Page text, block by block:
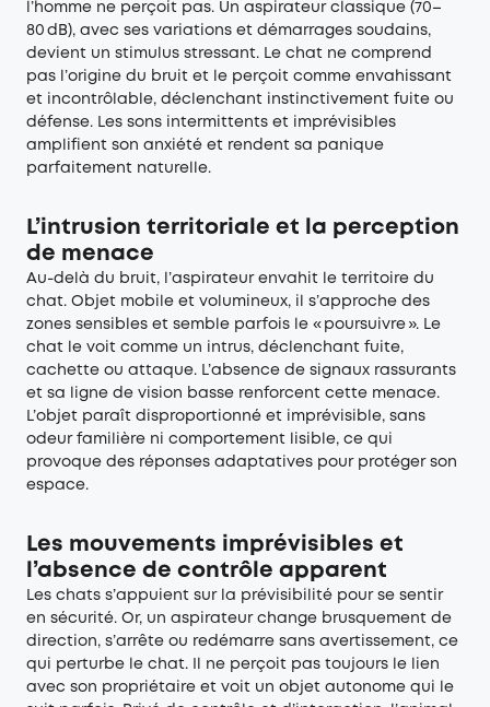
l’homme ne perçoit pas. Un aspirateur classique (70–
80 dB), avec ses variations et démarrages soudains,
devient un stimulus stressant. Le chat ne comprend
pas l’origine du bruit et le perçoit comme envahissant
et incontrôlable, déclenchant instinctivement fuite ou
défense. Les sons intermittents et imprévisibles
amplifient son anxiété et rendent sa panique
parfaitement naturelle.
L’intrusion territoriale et la perception
de menace
Au-delà du bruit, l’aspirateur envahit le territoire du
chat. Objet mobile et volumineux, il s’approche des
zones sensibles et semble parfois le « poursuivre ». Le
chat le voit comme un intrus, déclenchant fuite,
cachette ou attaque. L’absence de signaux rassurants
et sa ligne de vision basse renforcent cette menace.
L’objet paraît disproportionné et imprévisible, sans
odeur familière ni comportement lisible, ce qui
provoque des réponses adaptatives pour protéger son
espace.
Les mouvements imprévisibles et
l’absence de contrôle apparent
Les chats s’appuient sur la prévisibilité pour se sentir
en sécurité. Or, un aspirateur change brusquement de
direction, s’arrête ou redémarre sans avertissement, ce
qui perturbe le chat. Il ne perçoit pas toujours le lien
avec son propriétaire et voit un objet autonome qui le